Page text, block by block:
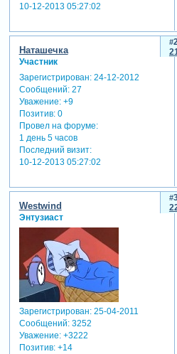
10-12-2013 05:27:02
Наташечка
Участник
Зарегистрирован: 24-12-2012
Сообщений:27
Уважение: +9
Позитив: 0
Провел на форуме:
1 день 5 часов
Последний визит:
10-12-2013 05:27:02
Westwind
Энтузиаст
Зарегистрирован: 25-04-2011
Сообщений:3252
Уважение: +3222
Позитив: +14